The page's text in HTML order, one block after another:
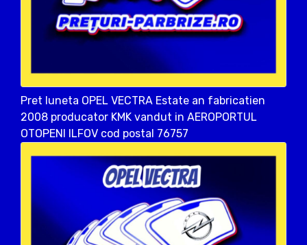
Pret luneta OPEL VECTRA Estate an fabricatien
2008 producator KMK vandut in AEROPORTUL
OTOPENI ILFOV cod postal 76757